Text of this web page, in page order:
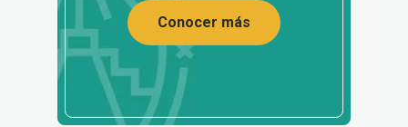
Conocer más